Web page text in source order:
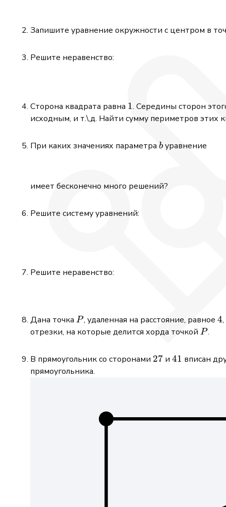
Запишите уравнение окружности с центром в
Решите неравенство:
Сторона квадрата равна 1
1. Середины сторон
исходным, и т.\,д. Найти сумму периметров этих
При каких значениях параметра b
b уравнение
имеет бесконечно много решений?
Решите систему уравнений:
Решите неравенство:
Дана точка P
P, удаленная на расстояние, равное 4
4
отрезки, на которые делится хорда точкой P
P.
В прямоугольник со сторонами 27
27 и 41
41 вписан
прямоугольника.